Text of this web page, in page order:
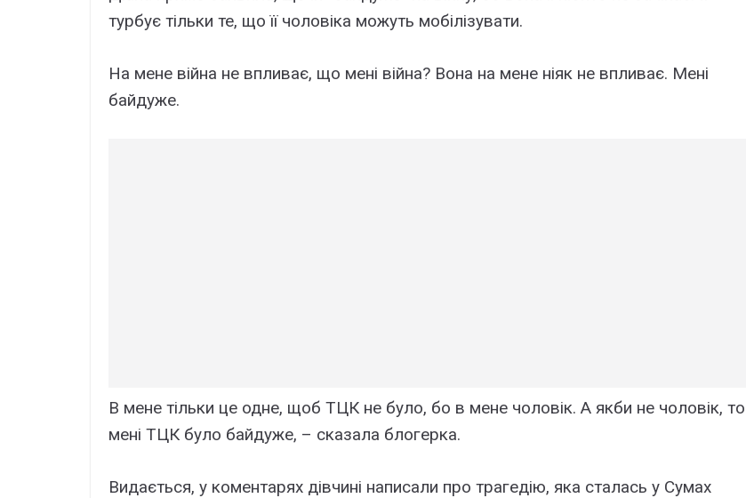
турбує тільки те, що її чоловіка можуть мобілізувати.
На мене війна не впливає, що мені війна? Вона на мене ніяк не впливає. Мені
байдуже.
В мене тільки це одне, щоб ТЦК не було, бо в мене чоловік. А якби не чоловік, то
мені ТЦК було байдуже, – сказала блогерка.
Видається, у коментарях дівчині написали про трагедію, яка сталась у Сумах